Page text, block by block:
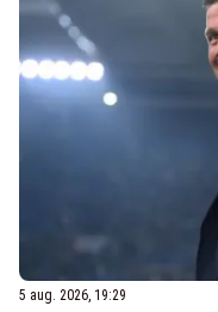
5 aug. 2026, 19:29